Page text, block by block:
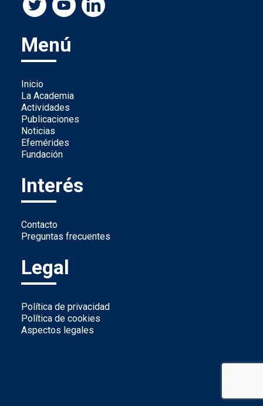
Menú
Inicio
La Academia
Actividades
Publicaciones
Noticias
Efemérides
Fundación
Interés
Contacto
Preguntas frecuentes
Legal
Política de privacidad
Política de cookies
Aspectos legales